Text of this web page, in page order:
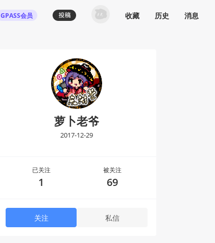
GPASS会员
下载收藏播客节目
发布内容动态/评论
收藏 历史 消息
萝卜老爷
2017-12-29
已关注
1
被关注
69
关注 私信